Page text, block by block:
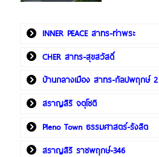
INNER PEACE สาทร-ท่าพระ
CHER สาทร-สุขสวัสดิ์
บ้านกลางเมือง สาทร-กัลปพฤกษ์ 2
สราญสิริ จตุโชติ
Pleno Town ธรรมศาสตร์-รังสิต
สราญสิริ ราชพฤกษ์-346